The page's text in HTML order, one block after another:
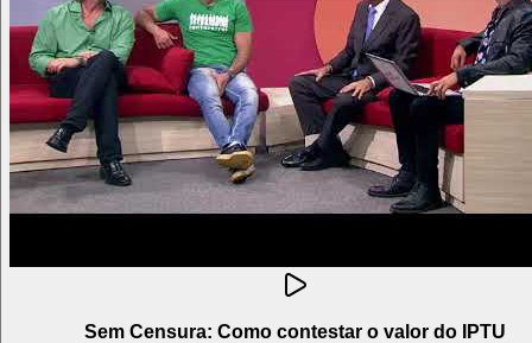
Sem Censura: Como contestar o valor do IPTU